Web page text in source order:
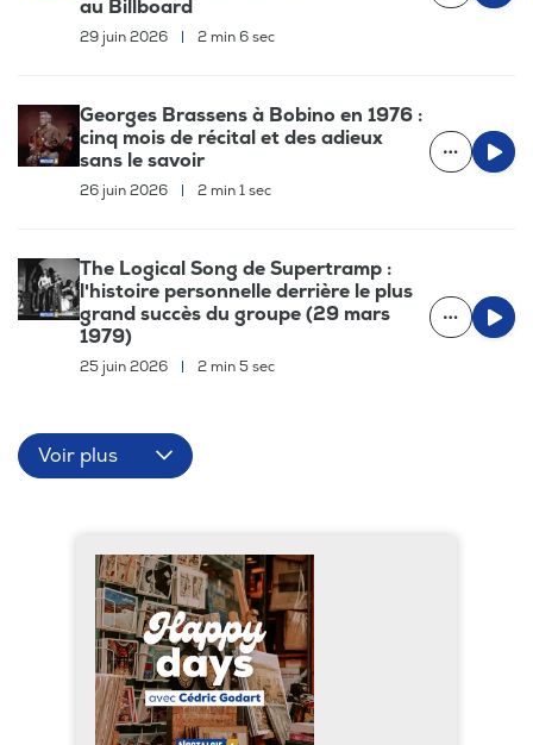
au Billboard
29 juin 2026 | 2 min 6 sec
Georges Brassens à Bobino en 1976 :
cinq mois de récital et des adieux
sans le savoir
26 juin 2026 | 2 min 1 sec
The Logical Song de Supertramp :
l'histoire personnelle derrière le plus
grand succès du groupe (29 mars
1979)
25 juin 2026 | 2 min 5 sec
Voir plus